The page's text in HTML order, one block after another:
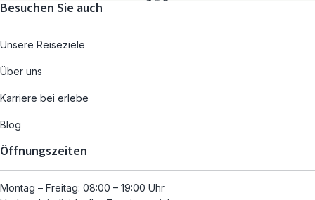
Besuchen Sie auch
Unsere Reiseziele
Über uns
Karriere bei erlebe
Blog
Öffnungszeiten
Montag – Freitag: 08:00 – 19:00 Uhr